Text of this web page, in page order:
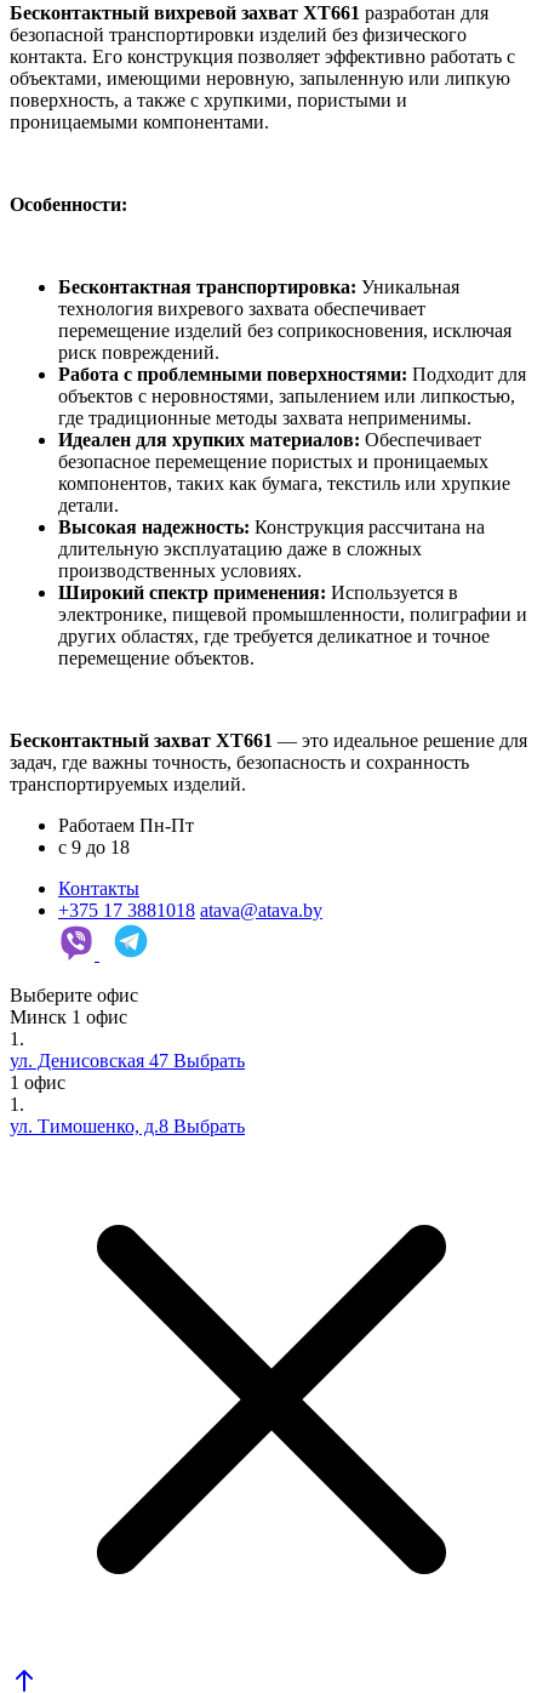
Бесконтактный вихревой захват XT661 разработан для
безопасной транспортировки изделий без физического
контакта. Его конструкция позволяет эффективно работать с
объектами, имеющими неровную, запыленную или липкую
поверхность, а также с хрупкими, пористыми и
проницаемыми компонентами.
Особенности:
Бесконтактная транспортировка: Уникальная
технология вихревого захвата обеспечивает
перемещение изделий без соприкосновения, исключая
риск повреждений.
Работа с проблемными поверхностями: Подходит для
объектов с неровностями, запылением или липкостью,
где традиционные методы захвата неприменимы.
Идеален для хрупких материалов: Обеспечивает
безопасное перемещение пористых и проницаемых
компонентов, таких как бумага, текстиль или хрупкие
детали.
Высокая надежность: Конструкция рассчитана на
длительную эксплуатацию даже в сложных
производственных условиях.
Широкий спектр применения: Используется в
электронике, пищевой промышленности, полиграфии и
других областях, где требуется деликатное и точное
перемещение объектов.
Бесконтактный захват XT661 — это идеальное решение для
задач, где важны точность, безопасность и сохранность
транспортируемых изделий.
Работаем Пн-Пт
c 9 до 18
Контакты
+375 17 3881018 atava@atava.by
Выберите офис
Минск 1 офис
1.
ул. Денисовская 47 Выбрать
1 офис
1.
ул. Тимошенко, д.8 Выбрать